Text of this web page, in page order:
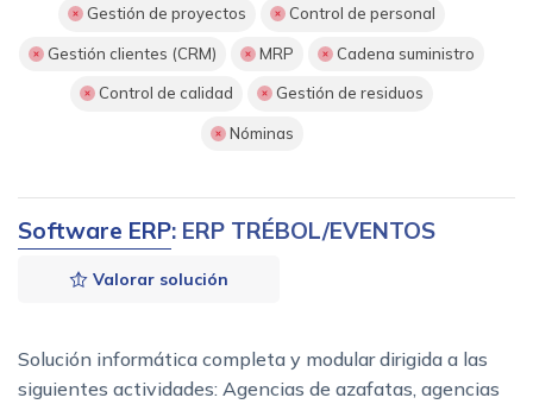
Gestión de proyectos Control de personal
Gestión clientes (CRM) MRP Cadena suministro
Control de calidad Gestión de residuos
Nóminas
Software ERP: ERP TRÉBOL/EVENTOS
Valorar solución
Solución informática completa y modular dirigida a las
siguientes actividades: Agencias de azafatas, agencias